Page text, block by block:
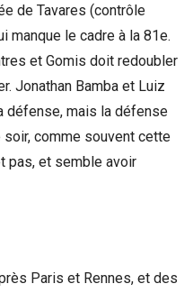
de Tavares (contrôle
manque le cadre à la 81e.
et Gomis doit redoubler
Jonathan Bamba et Luiz
défense, mais la défense
comme souvent cette
pas, et semble avoir
Paris et Rennes, et des